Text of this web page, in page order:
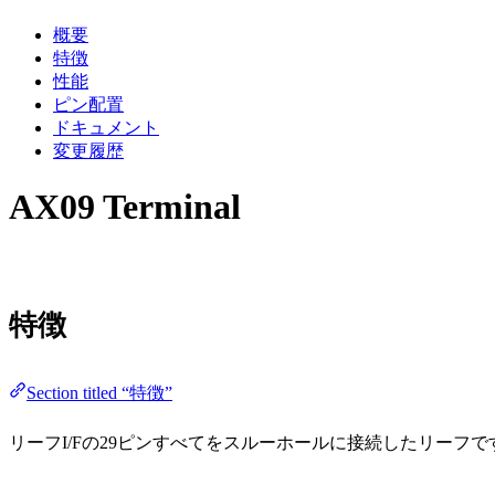
概要
特徴
性能
ピン配置
ドキュメント
変更履歴
AX09 Terminal
特徴
Section titled “特徴”
リーフI/Fの29ピンすべてをスルーホールに接続したリーフで